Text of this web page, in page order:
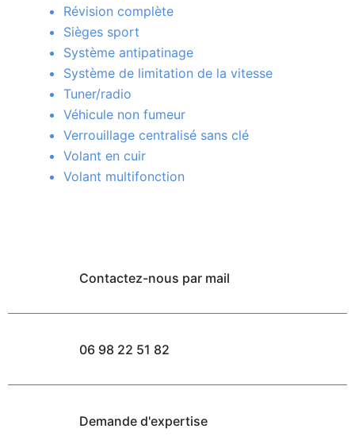
Révision complète
Sièges sport
Système antipatinage
Système de limitation de la vitesse
Tuner/radio
Véhicule non fumeur
Verrouillage centralisé sans clé
Volant en cuir
Volant multifonction
Contactez-nous par mail
06 98 22 51 82
Demande d'expertise